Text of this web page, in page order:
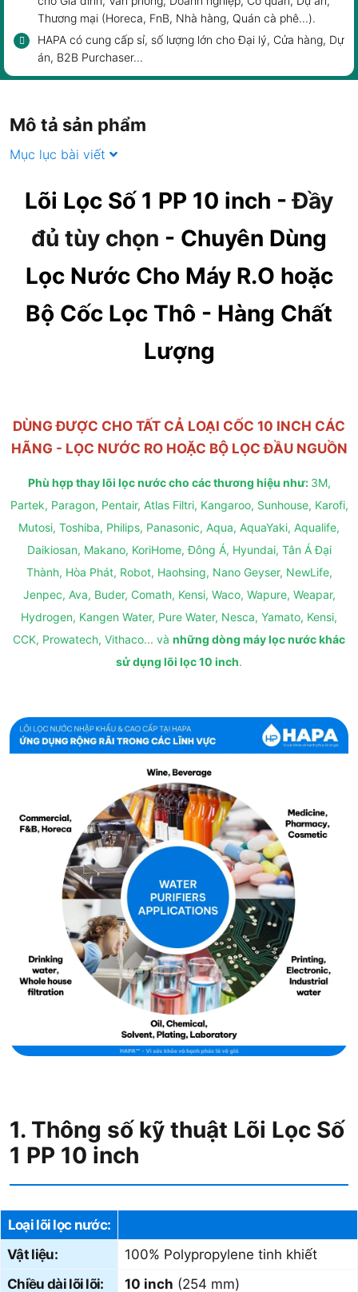
Thương mại (Horeca, FnB, Nhà hàng, Quán cà phê...).
HAPA có cung cấp sỉ, số lượng lớn cho Đại lý, Cửa hàng, Dự
án, B2B Purchaser...
Mô tả sản phẩm
Mục lục bài viết
Lõi Lọc Số 1 PP 10 inch - Đầy
đủ tùy chọn - Chuyên Dùng
Lọc Nước Cho Máy R.O hoặc
Bộ Cốc Lọc Thô - Hàng Chất
Lượng
DÙNG ĐƯỢC CHO TẤT CẢ LOẠI CỐC 10 INCH CÁC
HÃNG - LỌC NƯỚC RO HOẶC BỘ LỌC ĐẦU NGUỒN
Phù hợp thay lõi lọc nước cho các thương hiệu như: 3M,
Partek, Paragon, Pentair, Atlas Filtri, Kangaroo, Sunhouse, Karofi,
Mutosi, Toshiba, Philips, Panasonic, Aqua, AquaYaki, Aqualife,
Daikiosan, Makano, KoriHome, Đông Á, Hyundai, Tân Á Đại
Thành, Hòa Phát, Robot, Haohsing, Nano Geyser, NewLife,
Jenpec, Ava, Buder, Comath, Kensi, Waco, Wapure, Weapar,
Hydrogen, Kangen Water, Pure Water, Nesca, Yamato, Kensi,
CCK, Prowatech, Vithaco... và những dòng máy lọc nước khác
sử dụng lõi lọc 10 inch.
1. Thông số kỹ thuật Lõi Lọc Số
1 PP 10 inch
Loại lõi lọc nước:
Vật liệu:
100% Polypropylene tinh khiết
Chiều dài lõi lõi:
10 inch (254 mm)